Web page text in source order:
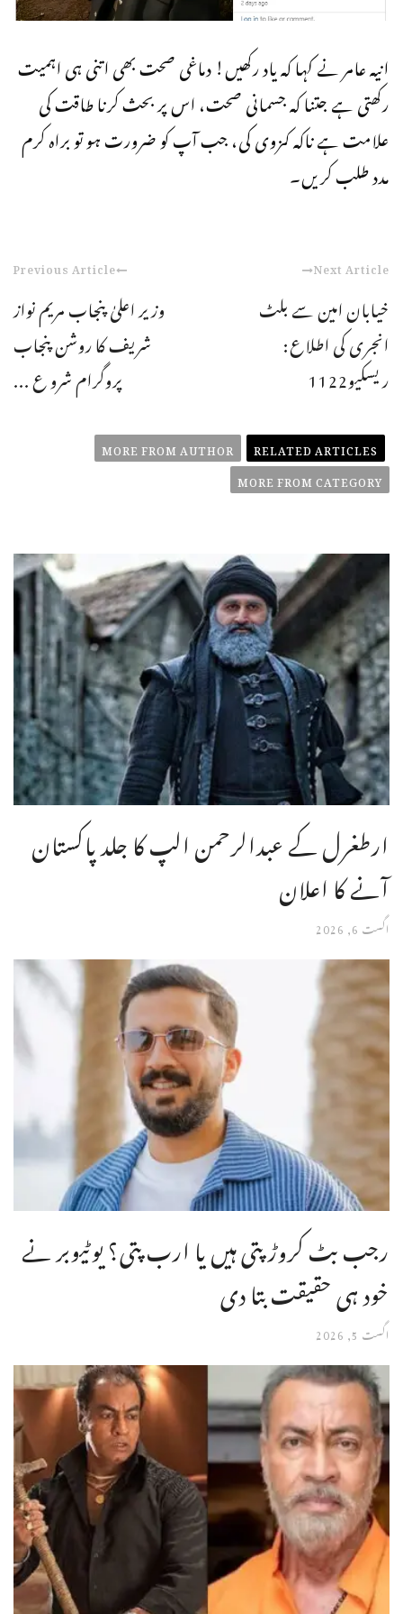
انیہ عامر نے کہا کہ یاد رکھیں! دماغی صحت بھی اتنی ہی اہمیت
رکھتی ہے جتنا کہ جسمانی صحت، اس پر بحث کرنا طاقت کی
علامت ہے ناکہ کمزوی کی، جب آپ کو ضرورت ہو تو براہ کرم
مدد طلب کریں۔
Previous Article
وزیر اعلیٰ پنجاب مریم نواز
شریف کا روشن پنجاب
پروگرام شرو ع ...
Next Article
خیابان امین سے بلٹ
انجری کی اطلاع:
ریسکیو1122
RELATED ARTICLES
MORE FROM AUTHOR
MORE FROM CATEGORY
ارطغرل کے عبدالرحمن الپ کا جلد پاکستان
آنے کا اعلان
اگست 6, 2026
رجب بٹ کروڑ پتی ہیں یا ارب پتی؟ یوٹیوبر نے
خود ہی حقیقت بتا دی
اگست 5, 2026